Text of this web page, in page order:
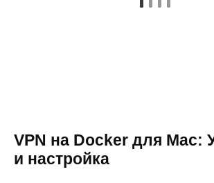
VPN на Docker для Mac:
и настройка